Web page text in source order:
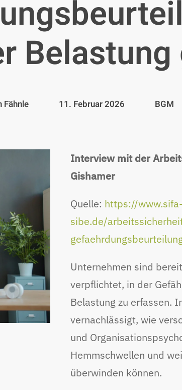
Fähnle 11. Februar 2026 BGM
Interview mit der
Gishamer
Quelle: https://www.sifa-
sibe.de/
Unternehmen sind
verpflichtet, in der
Belastung zu erfassen.
vernachlässigt, wie
und
Hemmschwellen und
überwinden können.